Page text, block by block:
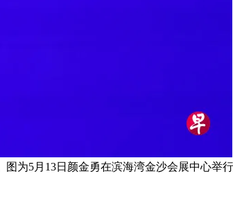
为5月13日颜金勇在滨海湾金沙会展中心举